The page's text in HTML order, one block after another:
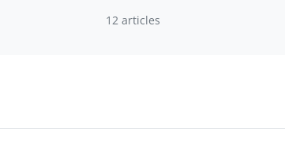
12 articles